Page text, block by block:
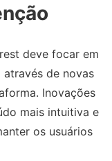
deve focar em
de novas
Inovações
mais intuitiva e
os usuários